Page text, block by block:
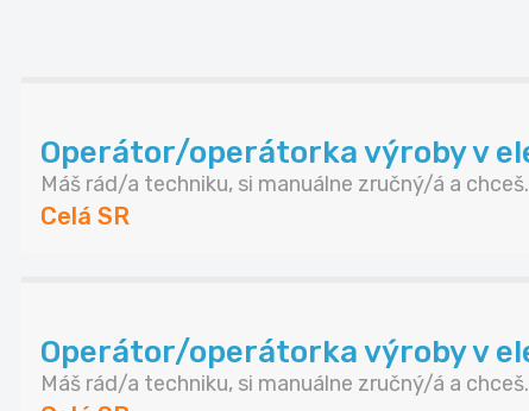
Operátor/operátorka výroby v
Máš rád/a techniku, si manuálne zručný/á a
Celá SR
Operátor/operátorka výroby v
Máš rád/a techniku, si manuálne zručný/á a